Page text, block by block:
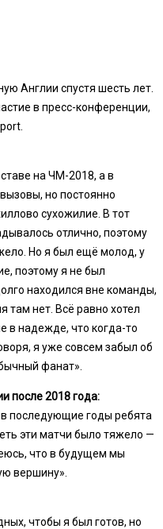
Англии спустя шесть лет.
в пресс-конференции,
на ЧМ-2018, а в
но постоянно
сухожилие. В тот
отлично, поэтому
Но я был ещё молод, у
поэтому я не был
находился вне команды,
там нет. Всё равно хотел
в надежде, что когда-то
я уже совсем забыл об
фанат».
после 2018 года:
последующие годы ребята
эти матчи было тяжело —
что в будущем мы
вершину».
чтобы я был готов, но